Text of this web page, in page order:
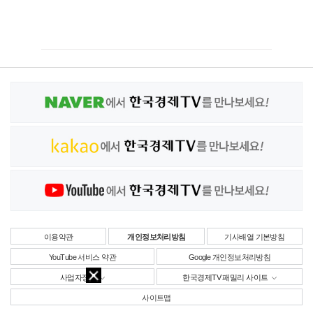
이용약관 개인정보처리방침 기사배열 기본방침
YouTube 서비스 약관 Google 개인정보처리방침
사업자정보 한국경제TV 패밀리 사이트
사이트맵